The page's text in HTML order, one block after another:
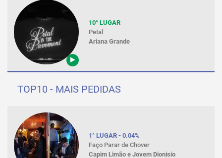
10° LUGAR
Petal
Ariana Grande
TOP10 - MAIS PEDIDAS
1° LUGAR - 0.04%
Faço Parar de Chover
Capim Limão e Jovem Dionisio